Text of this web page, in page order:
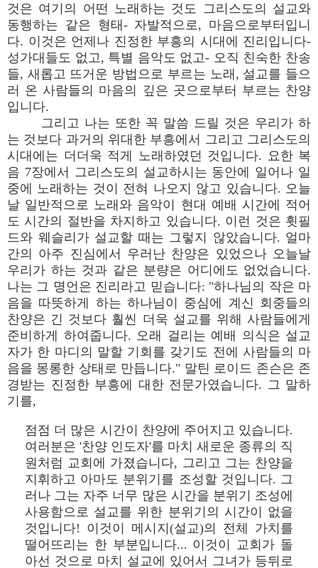
것은 여기의 어떤 노래하는 것도 그리스도의 설교와
동행하는 같은 형태- 자발적으로, 마음으로부터입니
다. 이것은 언제나 진정한 부흥의 시대에 진리입니다-
성가대들도 없고, 특별 음악도 없고- 오직 친숙한 찬송
들, 새롭고 뜨거운 방법으로 부르는 노래, 설교를 들으
러 온 사람들의 마음의 깊은 곳으로부터 부르는 찬양
입니다.
그리고 나는 또한 꼭 말씀 드릴 것은 우리가 하
는 것보다 과거의 위대한 부흥에서 그리고 그리스도의
시대에는 더더욱 적게 노래하였던 것입니다. 요한 복
음 7장에서 그리스도의 설교하시는 동안에 일어나 일
중에 노래하는 것이 전혀 나오지 않고 있습니다. 오늘
날 일반적으로 노래와 음악이 현대 예배 시간에 적어
도 시간의 절반을 차지하고 있습니다. 이런 것은 휫필
드와 웨슬리가 설교할 때는 그렇지 않았습니다. 얼마
간의 아주 진심에서 우러난 찬양은 있었으나 오늘날
우리가 하는 것과 같은 분량은 어디에도 없었습니다.
나는 그 명언은 진리라고 믿습니다: "하나님의 작은 마
음을 따뜻하게 하는 하나님이 중심에 계신 회중들의
찬양은 긴 것보다 훨씬 더욱 설교를 위해 사람들에게
준비하게 하여줍니다. 오래 걸리는 예배 의식은 설교
자가 한 마디의 말할 기회를 갖기도 전에 사람들의 마
음을 몽롱한 상태로 만듭니다." 말틴 로이드 존슨은 존
경받는 진정한 부흥에 대한 전문가였습니다. 그 말하
기를,
점점 더 많은 시간이 찬양에 주어지고 있습니다.
여러분은 '찬양 인도자'를 마치 새로운 종류의 직
원처럼 교회에 가졌습니다, 그리고 그는 찬양을
지휘하고 아마도 분위기를 조성할 것입니다. 그
러나 그는 자주 너무 많은 시간을 분위기 조성에
사용함으로 설교를 위한 분위기의 시간이 없을
것입니다! 이것이 메시지(설교)의 전체 가치를
떨어뜨리는 한 부분입니다... 이것이 교회가 돌
아선 것으로 마치 설교에 있어서 그녀가 등뒤로